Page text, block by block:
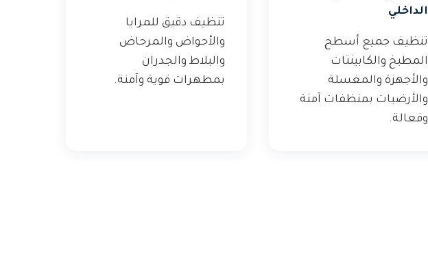
الداخلي
تنظيف جميع أسطح
المطبخ والكابينتات
والأجهزة والمغسلة
والأرضيات بمنظفات آمنة
وفعالة.
تنظيف دقيق للمرايا
والأحواض والمرحاض
والبلاط والجدران
بمطهرات قوية وآمنة.